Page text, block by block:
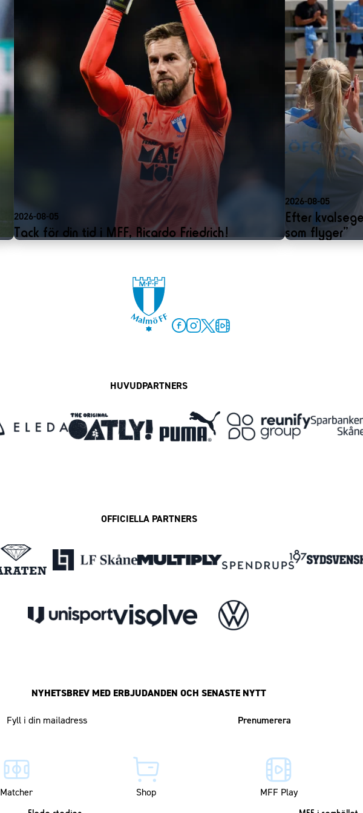
2026-08-05
Tack för din tid i MFF, Ricardo Friedrich!
2026-08-05
Efter
som flyger”
HUVUDPARTNERS
OFFICIELLA PARTNERS
NYHETSBREV MED ERBJUDANDEN OCH SENASTE NYTT
Matcher Shop MFF Play